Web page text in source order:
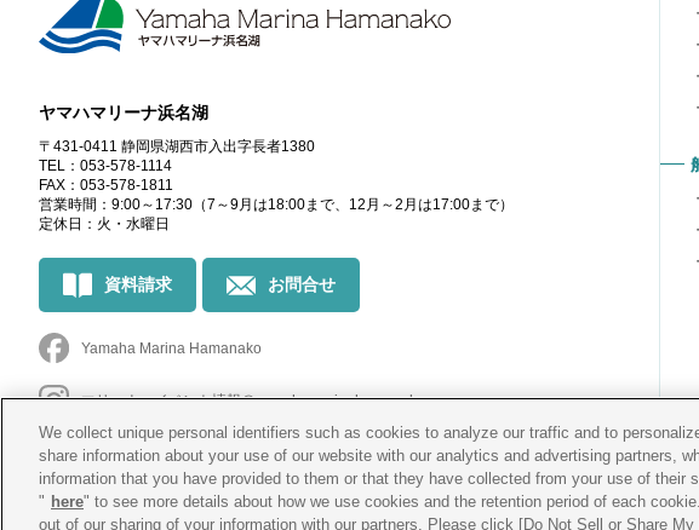
ヤマハマリーナ浜名湖
〒431-0411 静岡県湖西市入出字長者1380
TEL：053-578-1114
FAX：053-578-1811
営業時間：9:00～17:30 （7～9月は18:00まで、12月～2月は17:00まで）
定休日：火・水曜日
資料請求 お問合せ
Yamaha Marina Hamanako
マリーナ・イベント情報＠yamahamarinahamanako
釣果情報@yamahamarina_hamanako
We collect unique personal identifiers such as cookies to analyze our traffic and to
share information about your use of our website with our analytics and advertising partners,
information that you have provided to them or that they have collected from your use of their
" here" to see more details about how we use cookies and the retention period of each
out of our sharing of your information with our partners. Please click [Do Not Sell or Share